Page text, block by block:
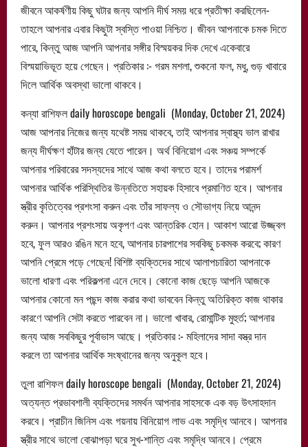
জীবনে আকর্ষণীয় কিছু ঘটার জন্য আপনি দীর্ঘ সময় ধরে প্রতীক্ষা করছিলেন-
তাহলে আপনার এবার কিছুটা স্বস্তি পাওয়া নিশ্চিত। জীবন আপনাকে চমক দিতে
পারে, কিন্তু আজ আপনি আপনার সঙ্গীর বিস্ময়কর দিক দেখে একেবারে
বিস্ময়াভিভূত হয়ে গেছেন। প্রতিকার :- গরম মশলা, শুকনো ফল, মধু, গুড় খাবারে
দিলে আর্থিক অবস্থা ভালো থাকবে।
কন্যা রাশিফল daily horoscope bengali (Monday, October 21, 2024)
আজ আপনার নিজের জন্য যথেষ্ট সময় থাকবে, তাই আপনার স্বাস্থ্য ভাল রাখার
জন্য দীর্ঘক্ষণ হাঁটার জন্য যেতে পারেন। অর্থ বিনিয়োগ এবং সঞ্চয় সম্পর্কে
আপনার পরিবারের সদস্যদের সাথে আজ কথা বলতে হবে। তাদের পরামর্শ
আপনার আর্থিক পরিস্থিতির উন্নতিতে সহায়ক হিসাবে প্রমাণিত হবে। আপনার
স্ত্রীর কৃতিত্বের প্রশংসা করুন এবং তাঁর সাফল্য ও সৌভাগ্য নিয়ে আনন্দ
করুন। আপনার প্রশংসায় অকৃপণ এবং আন্তরিক হোন। আকাশ আরো উজ্জ্বল
হবে, ফুল আরও রঙিন মনে হবে, আপনার চারপাশের সবকিছু চকমক করবে; কারণ
আপনি প্রেমে পড়ে গেছেন! বিশিষ্ট ব্যক্তিদের সাথে আলাপচারিতা আপনাকে
ভালো ধারণা এবং পরিকল্পনা এনে দেবে। কোনো কাজ ছেড়ে আপনি আজকে
আপনার কোনো মন পছন্দ কাজ করার কথা ভাববেন কিন্তু অতিরিক্ত কাজ থাকার
কারণে আপনি সেটা করতে পারবেন না। ভালো খাবার, রোমান্টিক মুহুর্ত; আপনার
জন্য আজ সবকিছুর পূর্বাভাস আছে। প্রতিকার :- মহিলাদের সাদা বস্ত্র দান
করলে তা আপনার আর্থিক সংষ্থানের জন্য অনুকূল হবে।
তুলা রাশিফল daily horoscope bengali (Monday, October 21, 2024)
অত্যন্ত প্রভাবশালী ব্যক্তিদের সমর্থন আপনার সাহসকে এক বড় উৎসাহদান
করবে। প্রাচীন জিনিস এবং গয়নায় বিনিয়োগ লাভ এবং সমৃদ্ধি আনবে। আপনার
স্ত্রীর সাথে ভালো বোঝাপড়া ঘরে সুখ-শান্তি এবং সমৃদ্ধি আনবে। প্রেমে